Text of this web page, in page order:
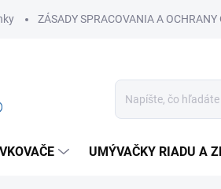
ZÁSADY SPRACOVANIA A
UMÝVAČKY RIADU A